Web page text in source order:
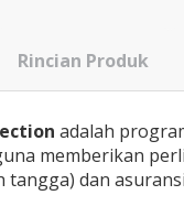
Rincian Produk
adalah
memberikan
dan